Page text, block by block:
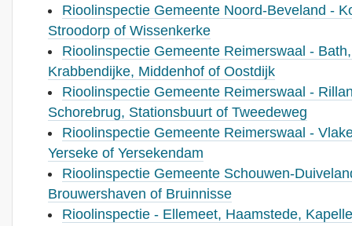
Rioolinspectie Gemeente Noord-Beveland -
Stroodorp of Wissenkerke
Rioolinspectie Gemeente Reimerswaal -
Krabbendijke, Middenhof of Oostdijk
Rioolinspectie Gemeente Reimerswaal -
Schorebrug, Stationsbuurt of Tweedeweg
Rioolinspectie Gemeente Reimerswaal -
Yerseke of Yersekendam
Rioolinspectie Gemeente Schouwen-
Brouwershaven of Bruinnisse
Rioolinspectie - Ellemeet, Haamstede,